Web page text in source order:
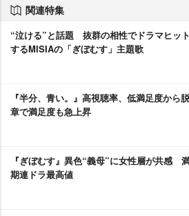
関連特集
“泣ける”と話題 抜群の相性でドラマヒッ
するMISIAの「ぎぼむす」主題歌
『半分、青い。』高視聴率、低満足度か
章で満足度も急上昇
『ぎぼむす』異色“義母”に女性層が共感
期連ドラ最高値